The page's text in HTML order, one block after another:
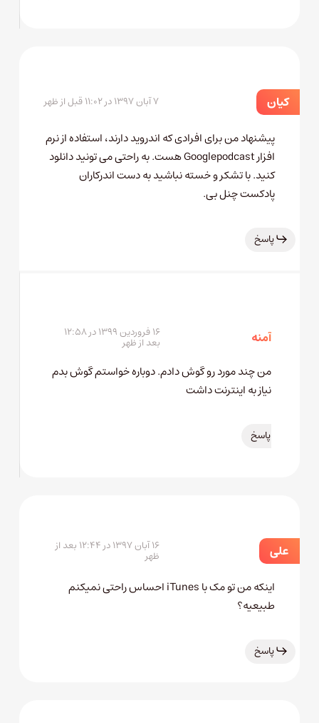
کیان ۷ آبان ۱۳۹۷ در ۱۱:۰۲ قبل از ظهر
پیشنهاد من برای افرادی که اندروید دارند، استفاده از نرم
افزار Googlepodcast هست. به راحتی می تونید دانلود
کنید. با تشکر و خسته نباشید به دست اندرکاران
پادکست چنل بی.
پاسخ
آمنه ۱۶ فروردین ۱۳۹۹ در ۱۲:۵۸
بعد از ظهر
من چند مورد رو گوش دادم. دوباره خواستم گوش بدم
نیاز به اینترنت داشت
پاسخ
علی ۱۶ آبان ۱۳۹۷ در ۱۲:۴۴ بعد از
ظهر
اینکه من تو مک با iTunes احساس راحتی نمیکنم
طبیعیه؟
پاسخ